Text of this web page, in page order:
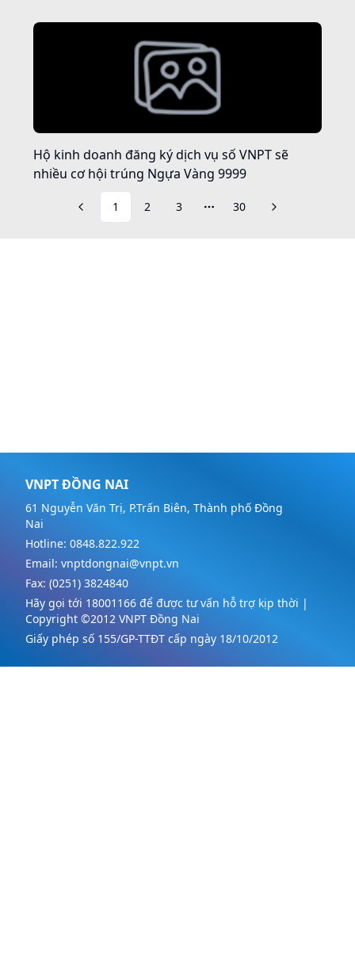
Hộ kinh doanh đăng ký dịch vụ số VNPT sẽ
nhiều cơ hội trúng Ngựa Vàng 9999
1 2 3 More pages
30
VNPT ĐỒNG NAI
61 Nguyễn Văn Trị, P.Trấn Biên, Thành phố Đồng
Nai
Hotline: 0848.822.922
Email: vnptdongnai@vnpt.vn
Fax: (0251) 3824840
Hãy gọi tới 18001166 để được tư vấn hỗ trợ kịp thời |
Copyright ©2012 VNPT Đồng Nai
Giấy phép số 155/GP-TTĐT cấp ngày 18/10/2012